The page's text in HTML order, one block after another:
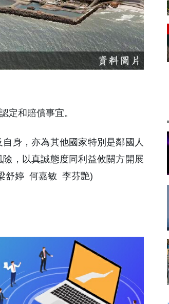
定和賠償事宜。
身，亦為其他國家特別是鄰國人
，以真誠態度同利益攸關方開展
舒婷 何嘉敏 李芬艷)